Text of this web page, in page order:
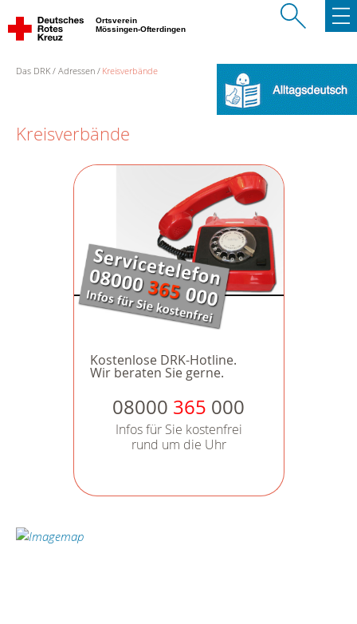
Ortsverein
Mössingen-Ofterdingen
Das DRK Adressen Kreisverbände
Kreisverbände
Kostenlose DRK-Hotline.
Wir beraten Sie gerne.
08000 365 000
Infos für Sie kostenfrei
rund um die Uhr